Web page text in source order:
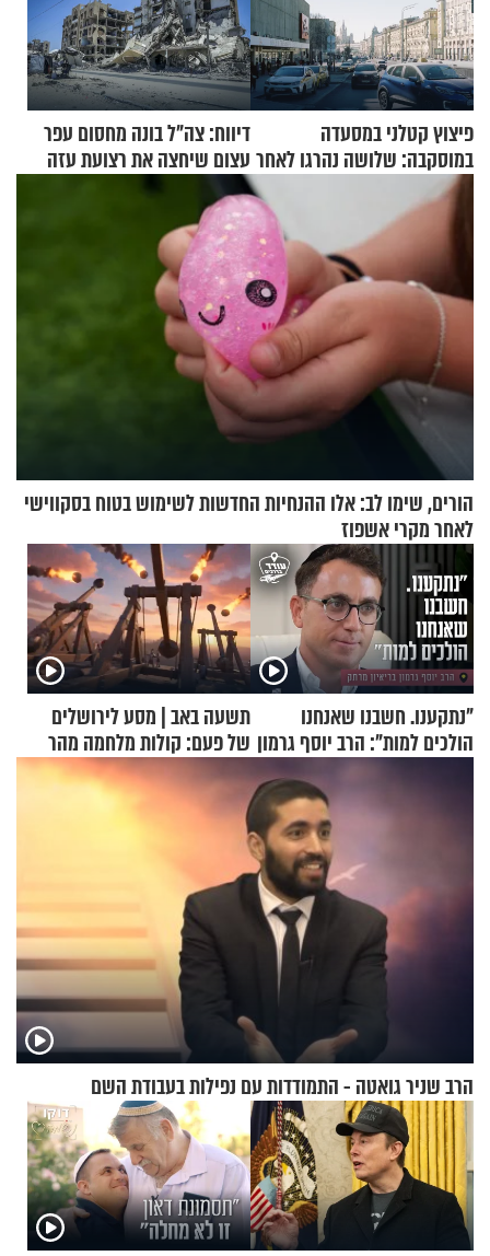
פיצוץ קטלני במסעדה
במוסקבה: שלושה נהרגו לאחר
שמטען שנשאה אישה התפוצץ
דיווח: צה"ל בונה מחסום עפר
עצום שיחצה את רצועת עזה
לשניים
הורים, שימו לב: אלו ההנחיות החדשות לשימוש בטוח בסקווישי
לאחר מקרי אשפוז
"נתקענו. חשבנו שאנחנו
הולכים למות": הרב יוסף גרמון
בריאיון מרתק
תשעה באב | מסע לירושלים
של פעם: קולות מלחמה מהר
הזיתים
הרב שניר גואטה - התמודדות עם נפילות בעבודת השם